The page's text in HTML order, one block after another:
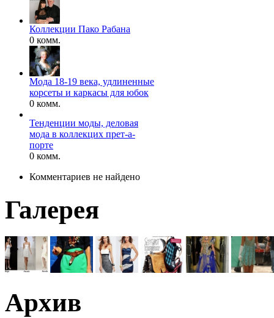
Коллекции Пако Рабана
0 комм.
Мода 18-19 века, удлиненные
корсеты и каркасы для юбок
0 комм.
Тенденции моды, деловая
мода в коллекцих прет-а-
порте
0 комм.
Комментариев не найдено
Галерея
Архив